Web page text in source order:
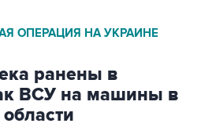
ОПЕРАЦИЯ НА УКРАИНЕ
ранены в
ВСУ на машины в